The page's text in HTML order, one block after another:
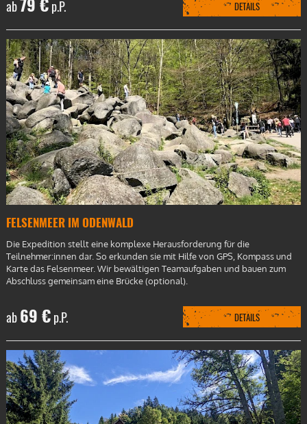
ab p.P. DETAILS
FELSENMEER IM ODENWALD
Die Expedition stellt eine komplexe Herausforderung für die
Teilnehmer:innen dar. So erkunden sie mit Hilfe von GPS, Kompass und
Karte das Felsenmeer. Wir bewältigen Teamaufgaben und bauen zum
Abschluss gemeinsam eine Brücke (optional).
ab69 €p.P. DETAILS